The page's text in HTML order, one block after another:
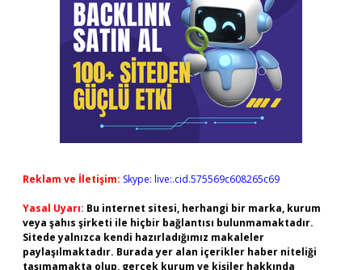
Reklam ve İletişim: Skype: live:.cid.575569c608265c69
Yasal Uyarı: Bu internet sitesi, herhangi bir marka, kurum
veya şahıs şirketi ile hiçbir bağlantısı bulunmamaktadır.
Sitede yalnızca kendi hazırladığımız makaleler
paylaşılmaktadır. Burada yer alan içerikler haber niteliği
taşımamakta olup, gerçek kurum ve kişiler hakkında